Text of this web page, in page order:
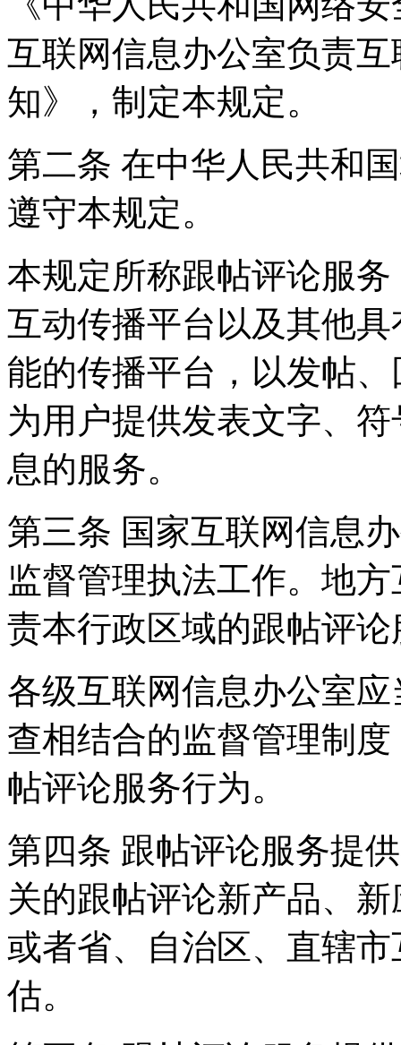
互联网信息办公室负责
知》，制定本规定。
第二条 在中华人民共和
遵守本规定。
本规定所称跟帖评论服
互动传播平台以及其他
能的传播平台，以发帖
为用户提供发表文字、
息的服务。
第三条 国家互联网信息
监督管理执法工作。地
责本行政区域的跟帖评
各级互联网信息办公室
查相结合的监督管理制
帖评论服务行为。
第四条 跟帖评论服务提
关的跟帖评论新产品、
或者省、自治区、直辖
估。